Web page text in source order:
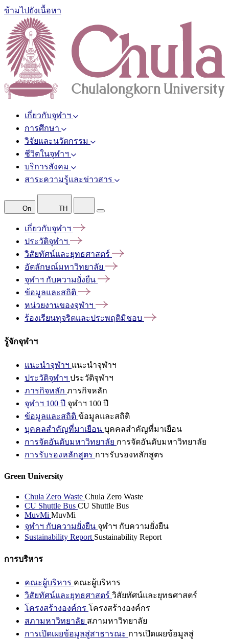
ข้ามไปยังเนื้อหา
เกี่ยวกับจุฬาฯ
การศึกษา
วิจัยและนวัตกรรม
ชีวิตในจุฬาฯ
บริการสังคม
สาระความรู้และข่าวสาร
On TH
เกี่ยวกับจุฬาฯ
ประวัติจุฬาฯ
วิสัยทัศน์และยุทธศาสตร์
อัตลักษณ์มหาวิทยาลัย
จุฬาฯ กับความยั่งยืน
ข้อมูลและสถิติ
หน่วยงานของจุฬาฯ
ร้องเรียนทุจริตและประพฤติมิชอบ
รู้จักจุฬาฯ
แนะนำจุฬาฯ แนะนำจุฬาฯ
ประวัติจุฬาฯ ประวัติจุฬาฯ
ภารกิจหลัก ภารกิจหลัก
จุฬาฯ 100 ปี จุฬาฯ 100 ปี
ข้อมูลและสถิติ ข้อมูลและสถิติ
บุคคลสำคัญที่มาเยือน บุคคลสำคัญที่มาเยือน
การจัดอันดับมหาวิทยาลัย การจัดอันดับมหาวิทยาลัย
การรับรองหลักสูตร การรับรองหลักสูตร
Green University
Chula Zero Waste Chula Zero Waste
CU Shuttle Bus CU Shuttle Bus
MuvMi MuvMi
จุฬาฯ กับความยั่งยืน จุฬาฯ กับความยั่งยืน
Sustainability Report Sustainability Report
การบริหาร
คณะผู้บริหาร คณะผู้บริหาร
วิสัยทัศน์และยุทธศาสตร์ วิสัยทัศน์และยุทธศาสตร์
โครงสร้างองค์กร โครงสร้างองค์กร
สภามหาวิทยาลัย สภามหาวิทยาลัย
การเปิดเผยข้อมูลสู่สาธารณะ การเปิดเผยข้อมูลสู่